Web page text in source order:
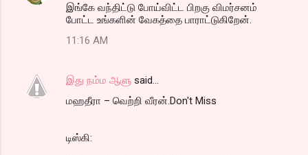
இங்கே வந்திட்டு போய்விட்ட பிறகு விமர்சனம்
போட்ட உங்களின் வேகத்தை பாராட்டுகிறேன்.
11:16 AM
இது நம்ம ஆளு said…
மஹதீரா – வெற்றி வீரன்.Don't Miss
டிஸ்கி: